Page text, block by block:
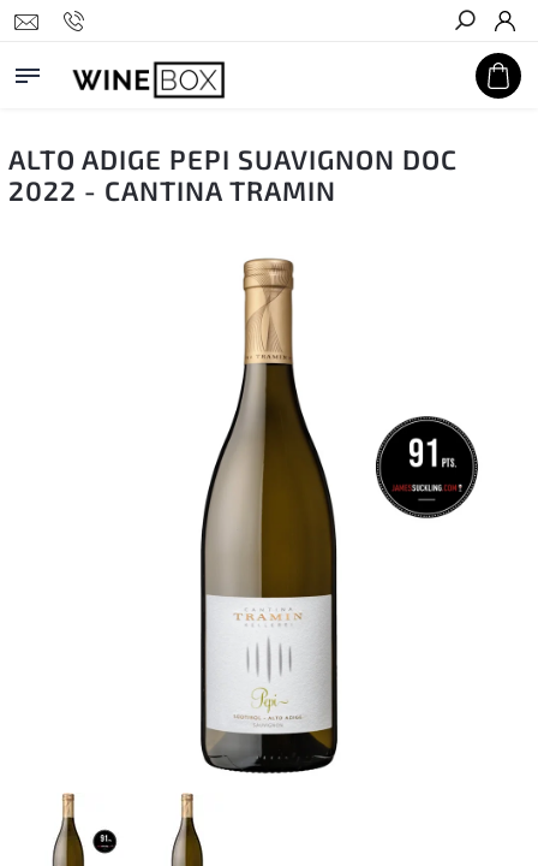
Hledat
ALTO ADIGE PEPI SUAVIGNON DOC
2022 - CANTINA TRAMIN